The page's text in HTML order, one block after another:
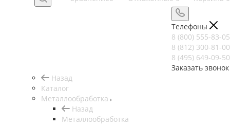
Телефоны
8 (800) 555-83-05
8 (812) 300-81-00
8 (495) 649-09-50
Заказать звонок
Назад
Каталог
Металлообработка
Назад
Металлообработка